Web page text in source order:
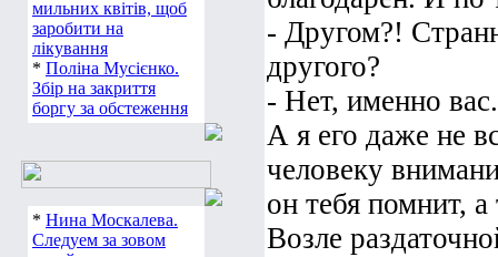
мильних квітів, щоб
заробити на
лікування
* Поліна Мусієнко.
Збір на закриття
боргу за обстеження
* Нина Москалева.
Следуем за зовом
- Другом?!
другого?
- Нет, именно вас.
А я его даже не
человеку
он тебя помнит, а
Возле